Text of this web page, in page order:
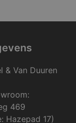
& Van Duuren
469
Hazepad 17)